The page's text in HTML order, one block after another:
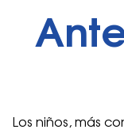
Los niños, más